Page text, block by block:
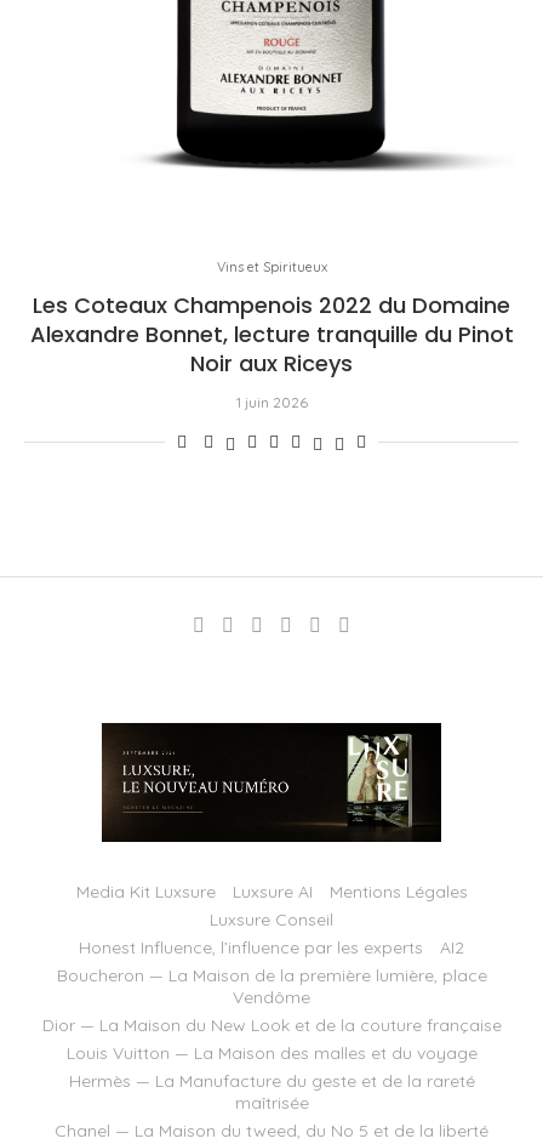
Vins et Spiritueux
Les Coteaux Champenois 2022 du Domaine
Alexandre Bonnet, lecture tranquille du Pinot
Noir aux Riceys
1 juin 2026
Media Kit Luxsure Luxsure AI
Mentions Légales
Luxsure Conseil
Honest Influence, l’influence par les experts
AI2
Boucheron — La Maison de la première lumière, place
Vendôme
Dior — La Maison du New Look et de la couture française
Louis Vuitton — La Maison des malles et du voyage
Hermès — La Manufacture du geste et de la rareté
maîtrisée
Chanel — La Maison du tweed, du No 5 et de la liberté